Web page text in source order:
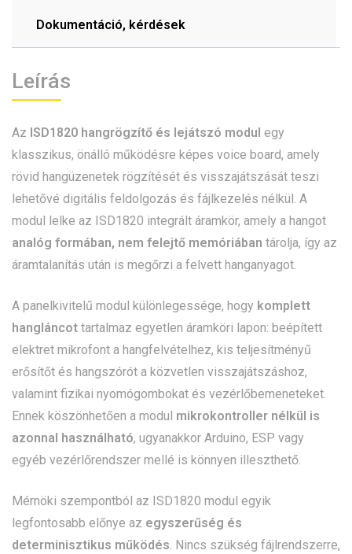
Dokumentáció, kérdések
Leírás
Az ISD1820 hangrögzítő és lejátszó modul egy
klasszikus, önálló működésre képes voice board, amely
rövid hangüzenetek rögzítését és visszajátszását teszi
lehetővé digitális feldolgozás és fájlkezelés nélkül. A
modul lelke az ISD1820 integrált áramkör, amely a hangot
analóg formában, nem felejtő memóriában tárolja, így az
áramtalanítás után is megőrzi a felvett hanganyagot.
A panelkivitelű modul különlegessége, hogy komplett
hangláncot tartalmaz egyetlen áramköri lapon: beépített
elektret mikrofont a hangfelvételhez, kis teljesítményű
erősítőt és hangszórót a közvetlen visszajátszáshoz,
valamint fizikai nyomógombokat és vezérlőbemeneteket.
Ennek köszönhetően a modul mikrokontroller nélkül is
azonnal használható, ugyanakkor Arduino, ESP vagy
egyéb vezérlőrendszer mellé is könnyen illeszthető.
Mérnöki szempontból az ISD1820 modul egyik
legfontosabb előnye az egyszerűség és
determinisztikus működés . Nincs szükség fájlrendszerre,